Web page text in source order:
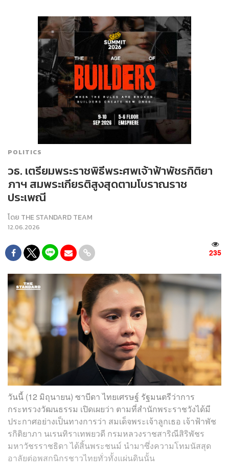
POLITICS
วธ. เตรียมพระราชพิธีพระศพเจ้าฟ้าพัชรกิติยา
ภาฯ สมพระเกียรติสูงสุดตามโบราณราช
ประเพณี
โดย THE STANDARD TEAM
12.06.2026
235
วันนี้ (12 มิถุนายน) ซาบีดา ไทยเศรษฐ์ รัฐมนตรีว่าการ
กระทรวงวัฒนธรรม เปิดเผยว่า ตามที่สำนักพระราชวังได้มี
ประกาศอย่างเป็นทางการว่า สมเด็จพระเจ้าลูกเธอ เจ้าฟ้าพัช
รกิติยาภา นเรนทิราเทพยวดี กรมหลวงราชสาริณีสิริพัชร
มหาวัชรราชธิดา ได้สิ้นพระชนม์ นำมาซึ่งความโทมนัสสุด
อาลัยต่อพสกนิกรชาวไทยทั่วทั้งแผ่นดินนั้น